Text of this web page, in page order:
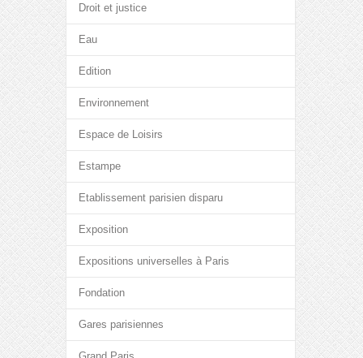
Droit et justice
Eau
Edition
Environnement
Espace de Loisirs
Estampe
Etablissement parisien disparu
Exposition
Expositions universelles à Paris
Fondation
Gares parisiennes